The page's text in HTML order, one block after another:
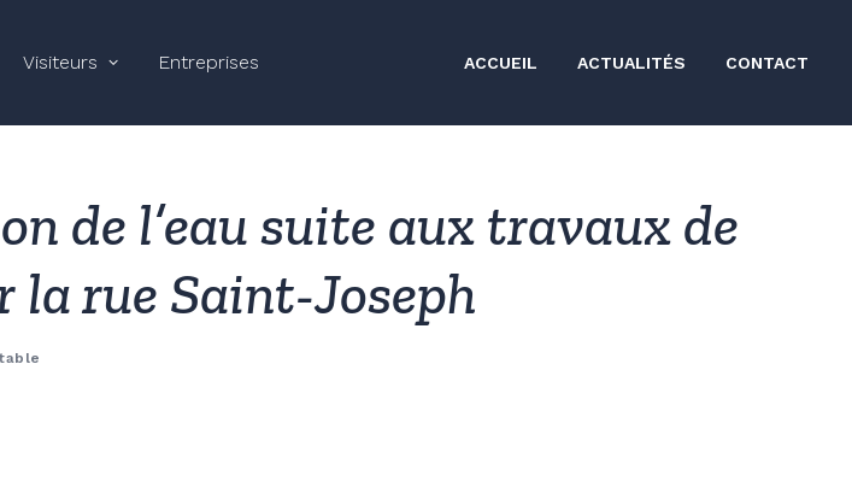
Visiteurs Entreprises ACCUEIL ACTUALITÉS CONTACT
de l’eau suite aux travaux de
rue Saint-Joseph